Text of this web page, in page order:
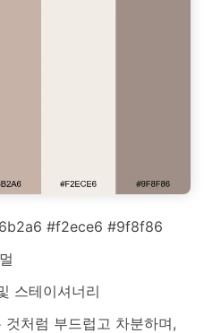
#f2ece6 #9f8f86
스테이셔너리
처럼 부드럽고 차분하며,